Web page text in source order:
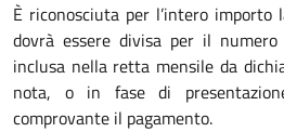
È riconosciuta per l’intero importo
dovrà essere divisa per il
inclusa nella retta mensile da
nota, o in fase di
comprovante il pagamento.